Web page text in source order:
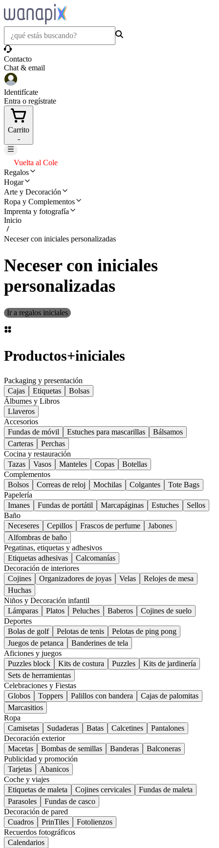
Contacto
Chat & email
Identifícate
Entra o regístrate
Carrito
-
Vuelta al Cole
Regalos
Hogar
Arte y Decoración
Ropa y Complementos
Imprenta y fotografía
Inicio
Neceser con iniciales personalizadas
Neceser con iniciales
personalizadas
Ir a regalos iniciales
Productos+iniciales
Packaging y presentación
Cajas
Etiquetas
Bolsas
Álbumes y Libros
Llaveros
Accesorios
Fundas de móvil
Estuches para mascarillas
Bálsamos
Carteras
Perchas
Cocina y restauración
Tazas
Vasos Manteles Copas
Botellas
Complementos
Bolsos
Correas de reloj Mochilas Colgantes
Tote Bags
Papelería
Imanes
Fundas de portátil Marcapáginas Estuches
Sellos
Baño
Neceseres
Cepillos Frascos de perfume
Jabones
Alfombras de baño
Pegatinas, etiquetas y adhesivos
Etiquetas adhesivas
Calcomanías
Decoración de interiores
Cojines
Organizadores de joyas Velas
Relojes de mesa
Huchas
Niños y Decoración infantil
Lámparas
Platos Peluches Baberos
Cojines de suelo
Deportes
Bolas de golf
Pelotas de tenis
Pelotas de ping pong
Juegos de petanca
Banderines de tela
Aficiones y juegos
Puzzles block
Kits de costura Puzzles
Kits de jardinería
Sets de herramientas
Celebraciones y Fiestas
Globos
Toppers Palillos con bandera
Cajas de palomitas
Marcasitios
Ropa
Camisetas
Sudaderas Batas Calcetines
Pantalones
Decoración exterior
Macetas
Bombas de semillas Banderas
Balconeras
Publicidad y promoción
Tarjetas
Abanicos
Coche y viajes
Etiquetas de maleta
Cojines cervicales
Fundas de maleta
Parasoles
Fundas de casco
Decoración de pared
Cuadros
PrinTiles
Fotolienzos
Recuerdos fotográficos
Calendarios